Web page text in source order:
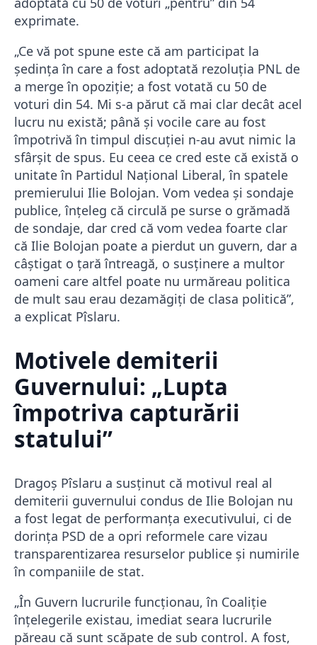
exprimate.
„Ce vă pot spune este că am participat la
şedinţa în care a fost adoptată rezoluţia PNL de
a merge în opoziţie; a fost votată cu 50 de
voturi din 54. Mi s-a părut că mai clar decât acel
lucru nu există; până şi vocile care au fost
împotrivă în timpul discuţiei n-au avut nimic la
sfârşit de spus. Eu ceea ce cred este că există o
unitate în Partidul Naţional Liberal, în spatele
premierului Ilie Bolojan. Vom vedea şi sondaje
publice, înţeleg că circulă pe surse o grămadă
de sondaje, dar cred că vom vedea foarte clar
că Ilie Bolojan poate a pierdut un guvern, dar a
câştigat o ţară întreagă, o susţinere a multor
oameni care altfel poate nu urmăreau politica
de mult sau erau dezamăgiţi de clasa politică”,
a explicat Pîslaru.
Motivele demiterii
Guvernului: „Lupta
împotriva capturării
statului”
Dragoș Pîslaru a susținut că motivul real al
demiterii guvernului condus de Ilie Bolojan nu
a fost legat de performanța executivului, ci de
dorința PSD de a opri reformele care vizau
transparentizarea resurselor publice și numirile
în companiile de stat.
„În Guvern lucrurile funcţionau, în Coaliţie
înţelegerile existau, imediat seara lucrurile
păreau că sunt scăpate de sub control. A fost,